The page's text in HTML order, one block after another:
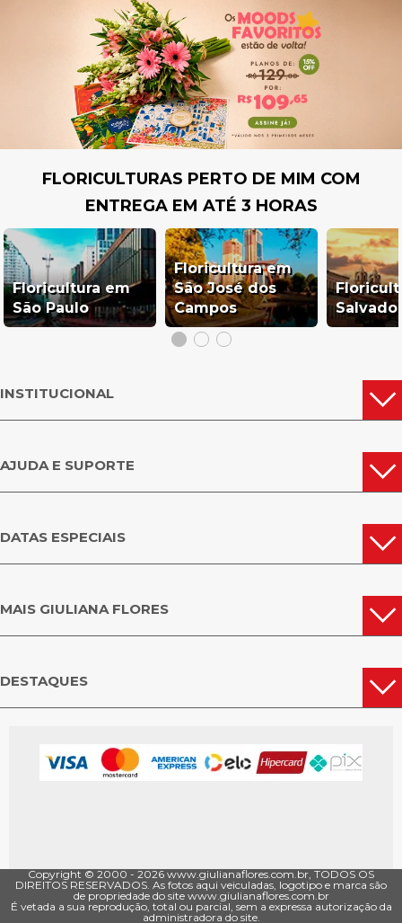
FLORICULTURAS PERTO DE MIM COM
ENTREGA EM ATÉ 3 HORAS
Floricultura em
São Paulo
Floricultura em
São José dos
Campos
INSTITUCIONAL
AJUDA E SUPORTE
DATAS ESPECIAIS
MAIS GIULIANA FLORES
DESTAQUES
Copyright © 2000 - ­2026 www.giulianaflores.com.br, TODOS OS
DIREITOS RESERVADOS. As fotos aqui veiculadas, logotipo e marca são
de propriedade do site www.giulianaflores.com.br
É vetada a sua reprodução, total ou parcial, sem a expressa autorização da
administradora do site.